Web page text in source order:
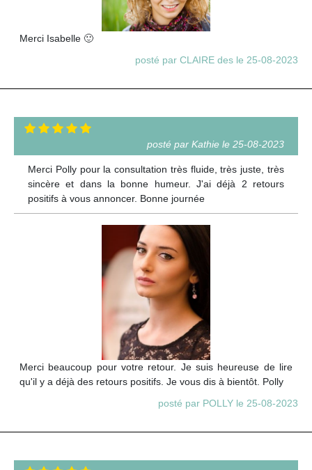
Merci Isabelle 🙂
posté par CLAIRE des le 25-08-2023
posté par Kathie le 25-08-2023
Merci Polly pour la consultation très fluide, très juste, très
sincère et dans la bonne humeur. J'ai déjà 2 retours
positifs à vous annoncer. Bonne journée
Merci beaucoup pour votre retour. Je suis heureuse de lire
qu'il y a déjà des retours positifs. Je vous dis à bientôt. Polly
posté par POLLY le 25-08-2023